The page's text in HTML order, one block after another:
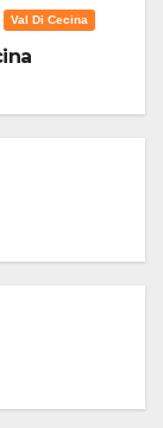
Val Di Cecina